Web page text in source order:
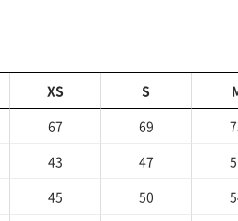
XS S
67 69
43 47
45 50